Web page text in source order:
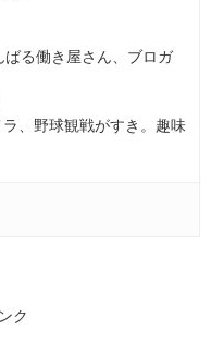
る働き屋さん、ブロガ
、野球観戦がすき。趣味
ク